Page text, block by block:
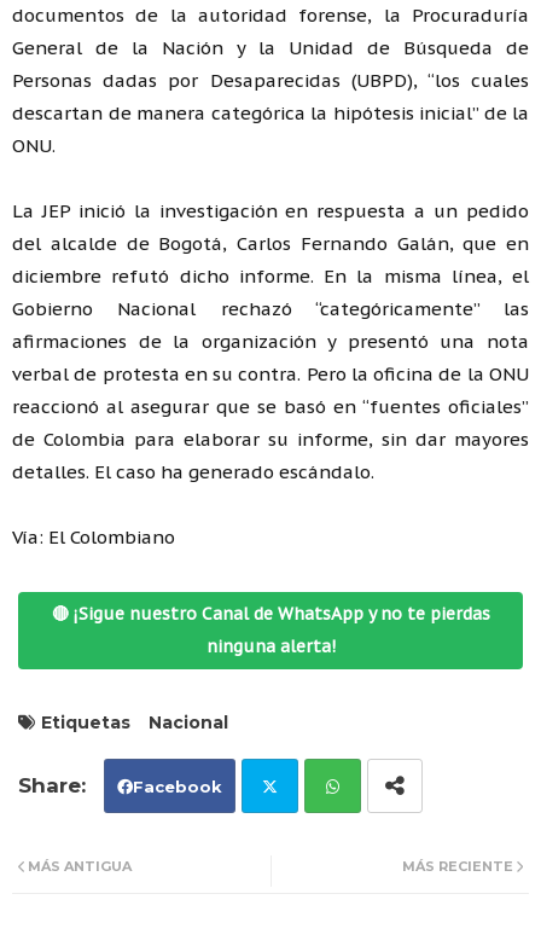
documentos de la autoridad forense, la Procuraduría
General de la Nación y la Unidad de Búsqueda de
Personas dadas por Desaparecidas (UBPD), “los cuales
descartan de manera categórica la hipótesis inicial” de la
ONU.
La JEP inició la investigación en respuesta a un pedido
del alcalde de Bogotá, Carlos Fernando Galán, que en
diciembre refutó dicho informe. En la misma línea, el
Gobierno Nacional rechazó “categóricamente” las
afirmaciones de la organización y presentó una nota
verbal de protesta en su contra. Pero la oficina de la ONU
reaccionó al asegurar que se basó en “fuentes oficiales”
de Colombia para elaborar su informe, sin dar mayores
detalles. El caso ha generado escándalo.
Vía: El Colombiano
🔴 ¡Sigue nuestro Canal de WhatsApp y no te pierdas
ninguna alerta!
Etiquetas Nacional
Facebook
MÁS RECIENTE
MÁS ANTIGUA